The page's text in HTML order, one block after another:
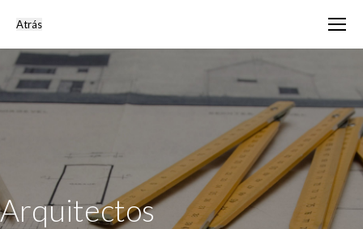
Arquitectos